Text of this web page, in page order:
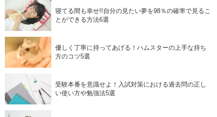
寝てる間も幸せ!!自分の見たい夢を98％の確率で見るこ
とができる方法6選
優しく丁寧に持ってあげる！ハムスターの上手な持ち
方のコツ5選
受験本番を意識せよ！入試対策における過去問の正し
い使い方や勉強法5選